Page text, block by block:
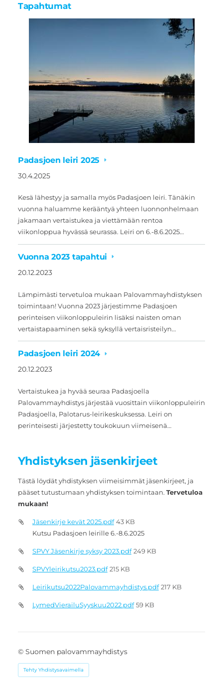
Tapahtumat
Padasjoen leiri 2025
30.4.2025
Kesä lähestyy ja samalla myös Padasjoen leiri. Tänäkin
vuonna haluamme kerääntyä yhteen luonnonhelmaan
jakamaan vertaistukea ja viettämään rentoa
viikonloppua hyvässä seurassa. Leiri on 6.-8.6.2025…
Vuonna 2023 tapahtui
20.12.2023
Lämpimästi tervetuloa mukaan Palovammayhdistyksen
toimintaan! Vuonna 2023 järjestimme Padasjoen
perinteisen viikonloppuleirin lisäksi naisten oman
vertaistapaaminen sekä syksyllä vertaisristeilyn…
Padasjoen leiri 2024
20.12.2023
Vertaistukea ja hyvää seuraa Padasjoella
Palovammayhdistys järjestää vuosittain viikonloppuleirin
Padasjoella, Palotarus-leirikeskuksessa. Leiri on
perinteisesti järjestetty toukokuun viimeisenä…
Yhdistyksen jäsenkirjeet
Tästä löydät yhdistyksen viimeisimmät jäsenkirjeet, ja
pääset tutustumaan yhdistyksen toimintaan. Tervetuloa
mukaan!
Jäsenkirje kevät 2025.pdf 43 KB
Kutsu Padasjoen leirille 6.-8.6.2025
SPVY Jäsenkirje syksy 2023.pdf 249 KB
SPVYleirikutsu2023.pdf 215 KB
Leirikutsu2022Palovammayhdistys.pdf 217 KB
LymedVierailuSyyskuu2022.pdf 59 KB
© Suomen palovammayhdistys
Tehty Yhdistysavaimella